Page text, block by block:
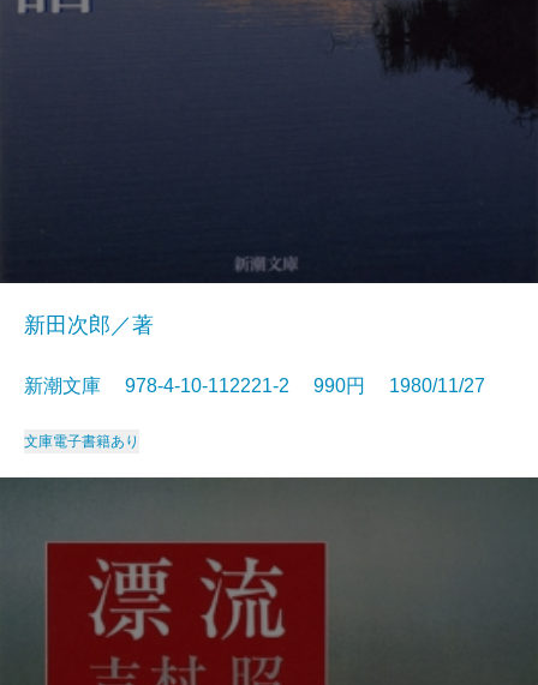
新田次郎／著
新潮文庫 978-4-10-112221-2 990円 1980/11/27
文庫電子書籍あり